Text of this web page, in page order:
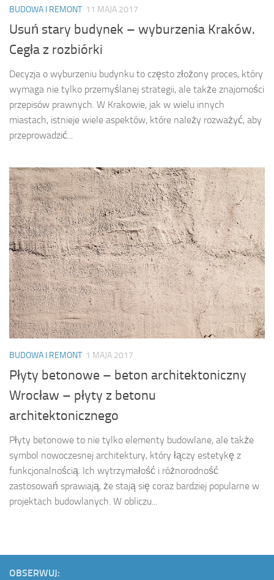
BUDOWA I REMONT 11 MAJA 2017
Usuń stary budynek – wyburzenia Kraków.
Cegła z rozbiórki
Decyzja o wyburzeniu budynku to często złożony proces, który
wymaga nie tylko przemyślanej strategii, ale także znajomości
przepisów prawnych. W Krakowie, jak w wielu innych
miastach, istnieje wiele aspektów, które należy rozważyć, aby
przeprowadzić...
BUDOWA I REMONT 1 MAJA 2017
Płyty betonowe – beton architektoniczny
Wrocław – płyty z betonu
architektonicznego
Płyty betonowe to nie tylko elementy budowlane, ale także
symbol nowoczesnej architektury, który łączy estetykę z
funkcjonalnością. Ich wytrzymałość i różnorodność
zastosowań sprawiają, że stają się coraz bardziej popularne w
projektach budowlanych. W obliczu...
OBSERWUJ: